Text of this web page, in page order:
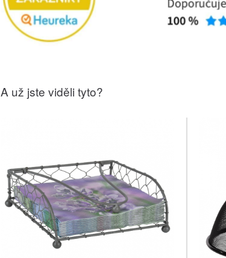
A už jste viděli tyto?